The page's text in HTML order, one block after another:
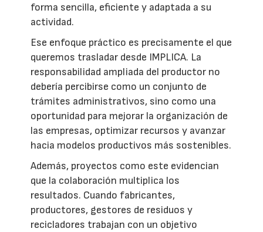
forma sencilla, eficiente y adaptada a su
actividad.
Ese enfoque práctico es precisamente el que
queremos trasladar desde IMPLICA. La
responsabilidad ampliada del productor no
debería percibirse como un conjunto de
trámites administrativos, sino como una
oportunidad para mejorar la organización de
las empresas, optimizar recursos y avanzar
hacia modelos productivos más sostenibles.
Además, proyectos como este evidencian
que la colaboración multiplica los
resultados. Cuando fabricantes,
productores, gestores de residuos y
recicladores trabajan con un objetivo